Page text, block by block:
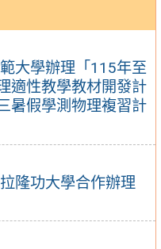
大學辦理「115年至
適性教學教材開發計
暑假學測物理複習計
隆功大學合作辦理